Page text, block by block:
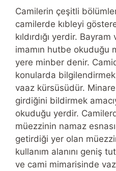
Camilerin çeşitli
camilerde kıbleyi
kıldırdığı yerdir.
imamın hutbe okuduğu
yere minber denir.
konularda
vaaz kürsüsüdür.
girdiğini bildirmek
okuduğu yerdir.
müezzinin namaz
getirdiği yer olan
kullanım alanını geniş
ve cami mimarisinde